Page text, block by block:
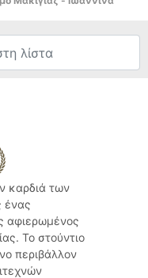
καρδιά των
ένας
αφιερωμένος
Το στούντιο
περιβάλλον